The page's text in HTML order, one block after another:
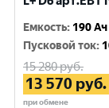
Емкость: 190 Ач
Пусковой ток:
15 280руб.
13 570 руб.
при обмене